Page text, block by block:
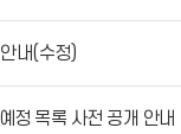
내(수정)
정 목록 사전 공개 안내